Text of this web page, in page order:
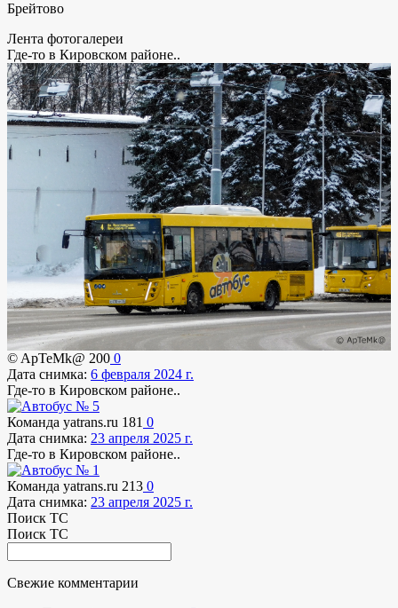
Брейтово
Лента фотогалереи
Где-то в Кировском районе..
© ApTeMk@ 200 0
Дата снимка: 6 февраля 2024 г.
Где-то в Кировском районе..
Команда yatrans.ru 181 0
Дата снимка: 23 апреля 2025 г.
Где-то в Кировском районе..
Команда yatrans.ru 213 0
Дата снимка: 23 апреля 2025 г.
Поиск ТС
Поиск ТС
Свежие комментарии